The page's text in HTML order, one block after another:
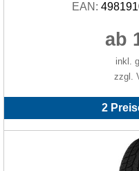
EAN:
ab
inkl.
zzgl.
2